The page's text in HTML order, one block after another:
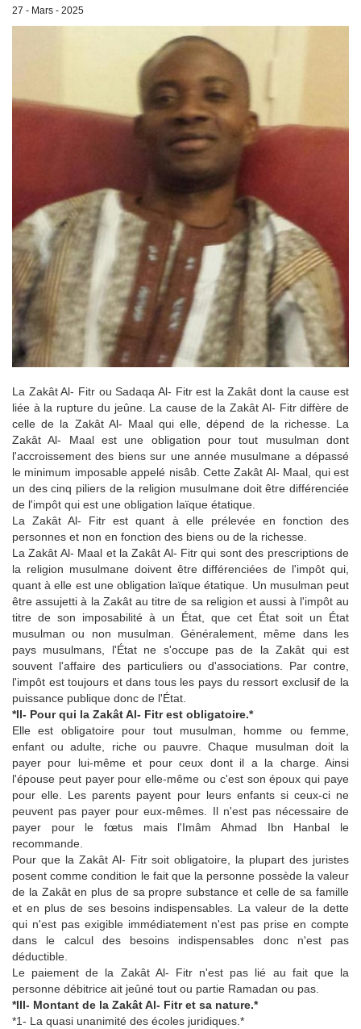
27 - Mars - 2025
La Zakât Al- Fitr ou Sadaqa Al- Fitr est la Zakât dont la cause est
liée à la rupture du jeûne. La cause de la Zakât Al- Fitr diffère de
celle de la Zakât Al- Maal qui elle, dépend de la richesse. La
Zakât Al- Maal est une obligation pour tout musulman dont
l'accroissement des biens sur une année musulmane a dépassé
le minimum imposable appelé nisâb. Cette Zakât Al- Maal, qui est
un des cinq piliers de la religion musulmane doit être différenciée
de l'impôt qui est une obligation laïque étatique.
La Zakât Al- Fitr est quant à elle prélevée en fonction des
personnes et non en fonction des biens ou de la richesse.
La Zakât Al- Maal et la Zakât Al- Fitr qui sont des prescriptions de
la religion musulmane doivent être différenciées de l'impôt qui,
quant à elle est une obligation laïque étatique. Un musulman peut
être assujetti à la Zakât au titre de sa religion et aussi à l'impôt au
titre de son imposabilité à un État, que cet État soit un État
musulman ou non musulman. Généralement, même dans les
pays musulmans, l'État ne s'occupe pas de la Zakât qui est
souvent l'affaire des particuliers ou d'associations. Par contre,
l'impôt est toujours et dans tous les pays du ressort exclusif de la
puissance publique donc de l'État.
*II- Pour qui la Zakât Al- Fitr est obligatoire.*
Elle est obligatoire pour tout musulman, homme ou femme,
enfant ou adulte, riche ou pauvre. Chaque musulman doit la
payer pour lui-même et pour ceux dont il a la charge. Ainsi
l'épouse peut payer pour elle-même ou c'est son époux qui paye
pour elle. Les parents payent pour leurs enfants si ceux-ci ne
peuvent pas payer pour eux-mêmes. Il n'est pas nécessaire de
payer pour le fœtus mais l'Imâm Ahmad Ibn Hanbal le
recommande.
Pour que la Zakât Al- Fitr soit obligatoire, la plupart des juristes
posent comme condition le fait que la personne possède la valeur
de la Zakât en plus de sa propre substance et celle de sa famille
et en plus de ses besoins indispensables. La valeur de la dette
qui n'est pas exigible immédiatement n'est pas prise en compte
dans le calcul des besoins indispensables donc n'est pas
déductible.
Le paiement de la Zakât Al- Fitr n'est pas lié au fait que la
personne débitrice ait jeûné tout ou partie Ramadan ou pas.
*III- Montant de la Zakât Al- Fitr et sa nature.*
*1- La quasi unanimité des écoles juridiques.*